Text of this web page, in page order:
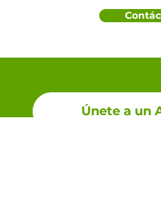
Únete a un